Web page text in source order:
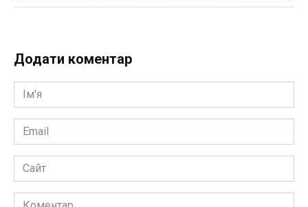
Додати коментар
Ім'я
*
Email
*
Сайт
Коментар